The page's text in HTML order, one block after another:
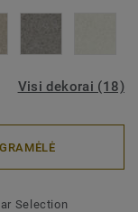
Visi dekorai (18)
Selection